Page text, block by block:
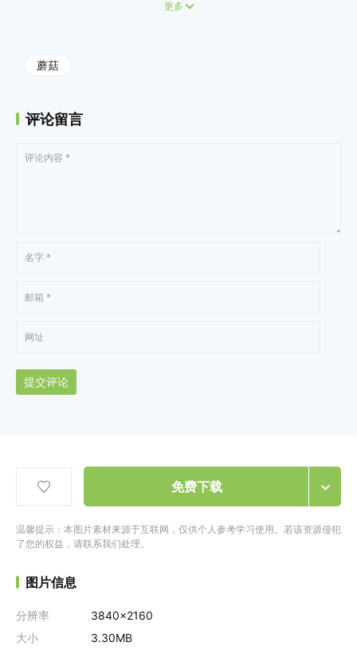
更多
蘑菇
评论留言
提交评论
免费下载
温馨提示：本图片素材来源于互联网，仅供个人参考学习使用。若该资源侵犯
了您的权益，请联系我们处理。
图片信息
分辨率
3840x2160
大小
3.30MB